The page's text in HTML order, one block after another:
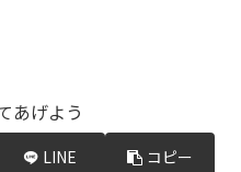
あげよう
LINE コピー